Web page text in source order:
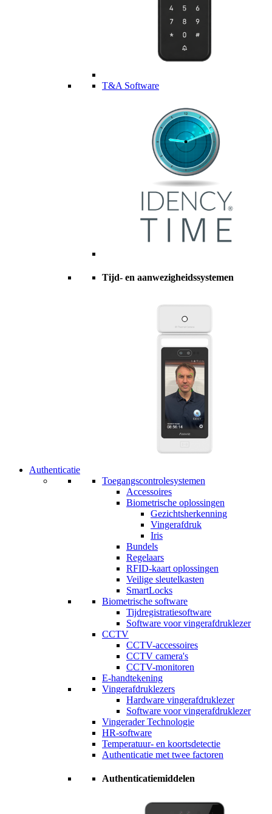
T&A Software
Tijd- en aanwezigheidssystemen
Authenticatie
Toegangscontrolesystemen
Accessoires
Biometrische oplossingen
Gezichtsherkenning
Vingerafdruk
Iris
Bundels
Regelaars
RFID-kaart oplossingen
Veilige sleutelkasten
SmartLocks
Biometrische software
Tijdregistratiesoftware
Software voor vingerafdruklezer
CCTV
CCTV-accessoires
CCTV camera's
CCTV-monitoren
E-handtekening
Vingerafdruklezers
Hardware vingerafdruklezer
Software voor vingerafdruklezer
Vingerader Technologie
HR-software
Temperatuur- en koortsdetectie
Authenticatie met twee factoren
Authenticatiemiddelen